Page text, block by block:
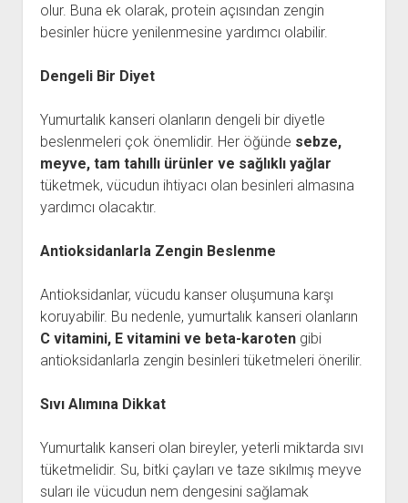
olur. Buna ek olarak, protein açısından zengin
besinler hücre yenilenmesine yardımcı olabilir.
Dengeli Bir Diyet
Yumurtalık kanseri olanların dengeli bir diyetle
beslenmeleri çok önemlidir. Her öğünde sebze,
meyve, tam tahıllı ürünler ve sağlıklı yağlar
tüketmek, vücudun ihtiyacı olan besinleri almasına
yardımcı olacaktır.
Antioksidanlarla Zengin Beslenme
Antioksidanlar, vücudu kanser oluşumuna karşı
koruyabilir. Bu nedenle, yumurtalık kanseri olanların
C vitamini, E vitamini ve beta-karotengibi
antioksidanlarla zengin besinleri tüketmeleri önerilir.
Sıvı Alımına Dikkat
Yumurtalık kanseri olan bireyler, yeterli miktarda sıvı
tüketmelidir. Su, bitki çayları ve taze sıkılmış meyve
suları ile vücudun nem dengesini sağlamak